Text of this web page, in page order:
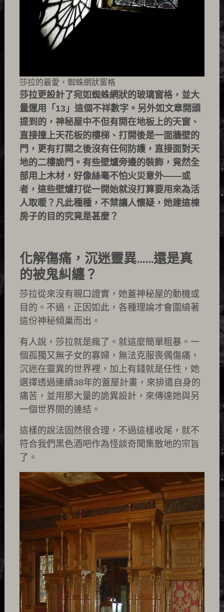
莎拉的最愛，蜘蛛網狀窗格
莎拉更設計了宛如蜘蛛網狀的玻璃窗格，並大
量運用「13」這個不祥數字。另外如文章開頭
提到的，神秘屋中不但有開在地板上的天窗、
直接撞上天花板的樓梯、打開後是一面牆壁的
門，更有打開之後沒有任何防護，直接面對天
地的二樓詭門。有些壁爐旁邊的裝飾，竟然全
部用上木材，好像絲毫不怕火災意外——或
者，這些壁爐打從一開始就沒打算要用來為活
人取暖？凡此種種，不禁讓人懷疑，她建這棟
房子的目的究竟是甚麼？
化解傷痛，沉迷靈異……還是真
的被鬼糾纏？
莎拉從來沒有親口證實，她蓋神秘屋的動機或
目的。不過，正因如此，各種理論才會圍繞著
這份神秘傾巢而出。
有人說，莎拉就是瘋了。就這麼簡單粗暴。一
個孤獨又無子女的寡婦，無法克服喪偶傷痛，
沉迷在靈異的世界裡，加上有錢就是任性，她
選擇透過連續38年的蓋屋計畫，來排遣自身的
痛苦，並用那大量的詭異設計，來傳達她與另
一個世界間的連結。
這樣的說法固然很合理，不過這樣收尾，就不
符合我們黑色酒吧作為怪談奇聞集散地的宗旨
了。